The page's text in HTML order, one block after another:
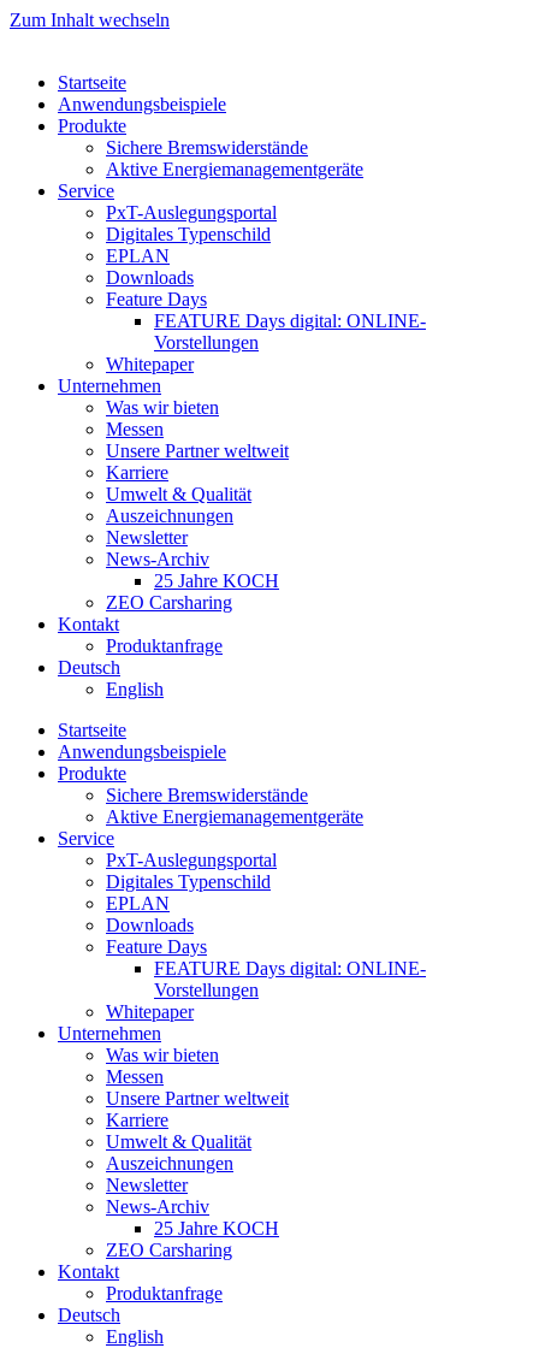
Zum Inhalt wechseln
Startseite
Anwendungsbeispiele
Produkte
Sichere Bremswiderstände
Aktive Energiemanagementgeräte
Service
PxT-Auslegungsportal
Digitales Typenschild
EPLAN
Downloads
Feature Days
FEATURE Days digital: ONLINE-
Vorstellungen
Whitepaper
Unternehmen
Was wir bieten
Messen
Unsere Partner weltweit
Karriere
Umwelt & Qualität
Auszeichnungen
Newsletter
News-Archiv
25 Jahre KOCH
ZEO Carsharing
Kontakt
Produktanfrage
Deutsch
English
Startseite
Anwendungsbeispiele
Produkte
Sichere Bremswiderstände
Aktive Energiemanagementgeräte
Service
PxT-Auslegungsportal
Digitales Typenschild
EPLAN
Downloads
Feature Days
FEATURE Days digital: ONLINE-
Vorstellungen
Whitepaper
Unternehmen
Was wir bieten
Messen
Unsere Partner weltweit
Karriere
Umwelt & Qualität
Auszeichnungen
Newsletter
News-Archiv
25 Jahre KOCH
ZEO Carsharing
Kontakt
Produktanfrage
Deutsch
English